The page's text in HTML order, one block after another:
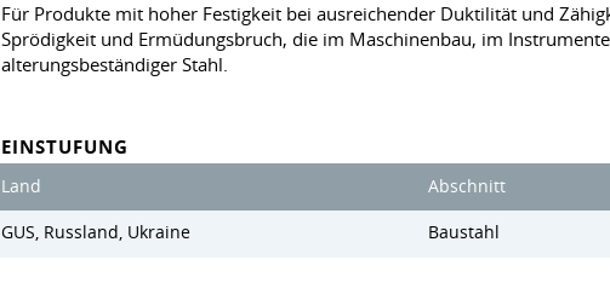
Für Produkte mit hoher Festigkeit bei ausreichender Duktilität und
Sprödigkeit und Ermüdungsbruch, die im Maschinenbau, im
alterungsbeständiger Stahl.
EINSTUFUNG
Land Abschnitt
GUS, Russland, Ukraine Baustahl